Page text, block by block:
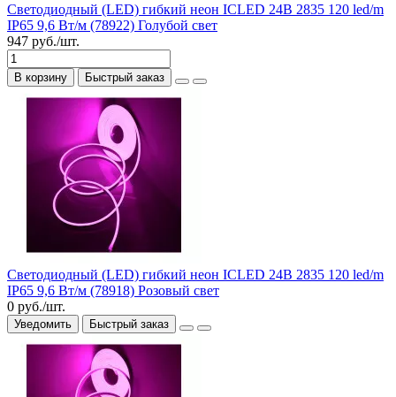
Светодиодный (LED) гибкий неон ICLED 24В 2835 120 led/m
IP65 9,6 Вт/м (78922) Голубой свет
947 руб./шт.
В корзину Быстрый заказ
Светодиодный (LED) гибкий неон ICLED 24В 2835 120 led/m
IP65 9,6 Вт/м (78918) Розовый свет
0 руб./шт.
Уведомить Быстрый заказ